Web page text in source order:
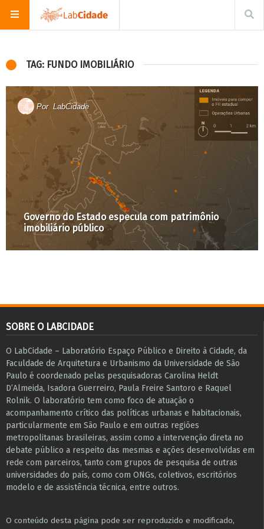
TAG: FUNDO IMOBILIÁRIO
Por LabCidade
Governo do Estado especula com patrimônio
imobiliário público
SOBRE O LABCIDADE
O LabCidade – Laboratório Espaço Público e Direito à Cidade, da
Faculdade de Arquitetura e Urbanismo da Universidade de São
Paulo é coordenado pelas pesquisadoras Carolina Heldt
D’Almeida, Isadora Guerreiro, Paula Freire Santoro e Raquel
Rolnik. O laboratório tem como foco de atuação o
acompanhamento crítico das políticas urbanas e habitacionais,
particularmente em São Paulo e ​em outras regiões
metropolitanas brasileiras, assim como a intervenção direta no
debate público a respeito das mesmas e ações desenvolvidas em
r​e​de com parceiros, tanto com grupos de pesquisa ​de outras
universidades do país, como com ONGs, coletivos, escritórios
modelo e de assistência técnica​, entre outros​.
O conteúdo desta página pode ser reproduzido e modificado,